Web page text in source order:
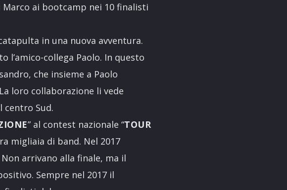
Marco ai bootcamp nei 10 finalisti
in una nuova avventura.
l’amico-collega Paolo. In questo
che insieme a Paolo
loro collaborazione li vede
centro Sud.
” al contest nazionale “TOUR
migliaia di band. Nel 2017
Non arrivano alla finale, ma il
Sempre nel 2017 il